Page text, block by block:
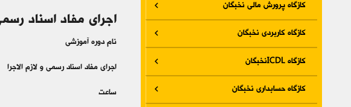
کازگاه پرورش مالی نخبگان
کازگاه کاربردی نخبگان
کازگاه ICDLنخبگان
کازگاه حسابداری نخبگان
اجرای مفاد اسناد
نام دوره آموزشی
اجرای مفاد اسناد رسمی و لازم الاجرا
ساعت